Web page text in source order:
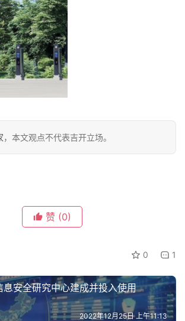
，本文观点不代表吉开立场。
赞 (0)
0 1
息安全研究中心建成并投入使用
2022年12月25日 上午11:13